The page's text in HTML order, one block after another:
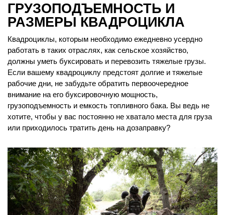
ГРУЗОПОДЪЕМНОСТЬ И
РАЗМЕРЫ КВАДРОЦИКЛА
Квадроциклы, которым необходимо ежедневно усердно
работать в таких отраслях, как сельское хозяйство,
должны уметь буксировать и перевозить тяжелые грузы.
Если вашему квадроциклу предстоят долгие и тяжелые
рабочие дни, не забудьте обратить первоочередное
внимание на его буксировочную мощность,
грузоподъемность и емкость топливного бака. Вы ведь не
хотите, чтобы у вас постоянно не хватало места для груза
или приходилось тратить день на дозаправку?